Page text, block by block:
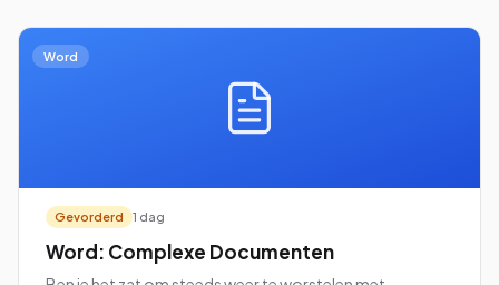
Word
Gevorderd 1 dag
Word: Complexe Documenten